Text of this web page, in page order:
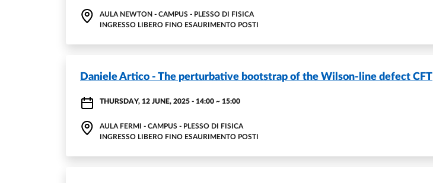
AULA NEWTON - CAMPUS - PLESSO DI FISICA
INGRESSO LIBERO FINO ESAURIMENTO POSTI
Daniele Artico - The perturbative bootstrap of the Wilson-line defect CFT
THURSDAY, 12 JUNE, 2025 - 14:00 ~ 15:00
AULA FERMI - CAMPUS - PLESSO DI FISICA
INGRESSO LIBERO FINO ESAURIMENTO POSTI